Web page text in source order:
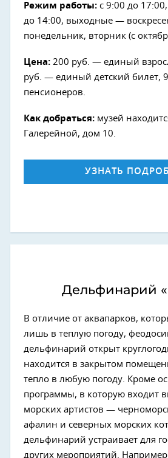
Режим работы: с 9:00 до
до 14:00, выходные —
понедельник, вторник (с
Цена: 200 руб. — единый
руб. — единый детский билет,
пенсионеров.
Как добраться: музей
Галерейной, дом 10.
УЗНАТЬ
Дельфинарий
В отличие от аквапарков,
лишь в теплую погоду,
дельфинарий открыт
находится в закрытом
тепло в любую погоду. Кроме
программы, в которую входит
морских артистов —
афалин и северных морских
дельфинарий устраивает для
других мероприятий.